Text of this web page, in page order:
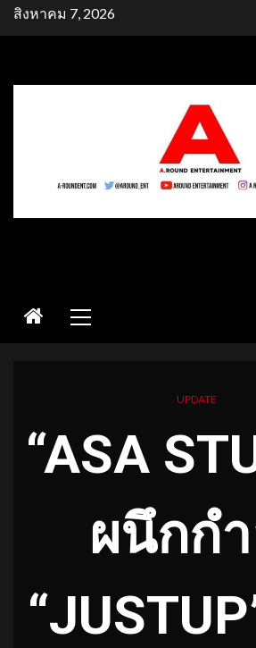
Skipสิงหาคม 7, 2026
Menu
UPDATE
“ASA
ผนึกก